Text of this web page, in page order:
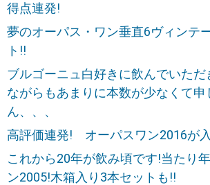
得点連発!
夢のオーパス・ワン垂直6ヴィンテ
ト!!
ブルゴーニュ白好きに飲んでいた
ながらもあまりに本数が少なくて
ん、、、
高評価連発! オーパスワン2016が
これから20年が飲み頃です!当たり
ン2005!木箱入り3本セットも!!